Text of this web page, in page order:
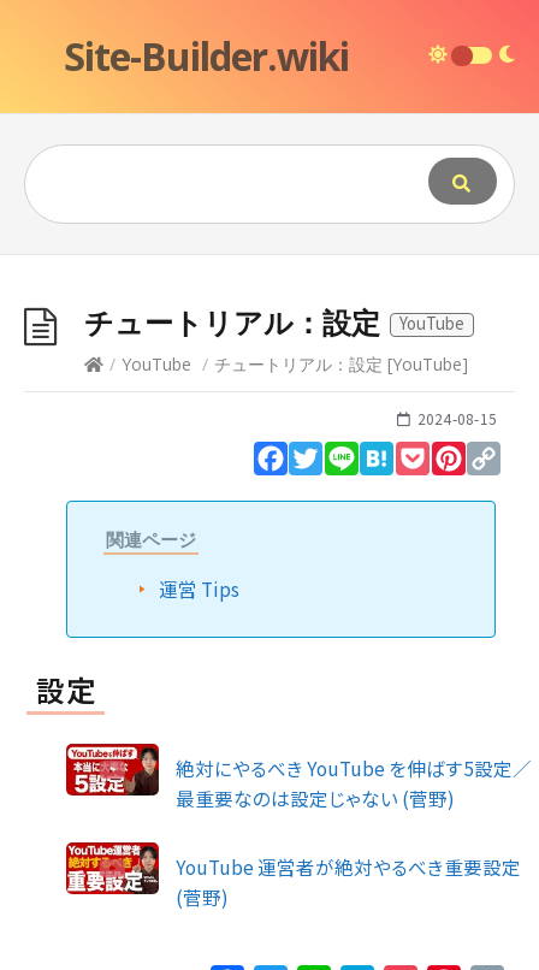
Site-Builder.wiki
チュートリアル：設定
YouTube
/ YouTube / チュートリアル：設定 [YouTube]
2024-08-15
Facebook
Twitter
Line HatenaPocket
関連ページ
運営 Tips
設定
絶対にやるべき YouTube を伸ばす5設定／
最重要なのは設定じゃない (菅野)
YouTube 運営者が絶対やるべき重要設定
(菅野)